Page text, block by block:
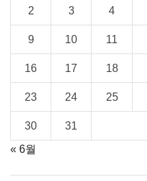
2 3 4
9 10 11
16 17 18
23 24 25
30
31
« 6월